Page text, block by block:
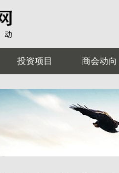
投资项目 商会动向